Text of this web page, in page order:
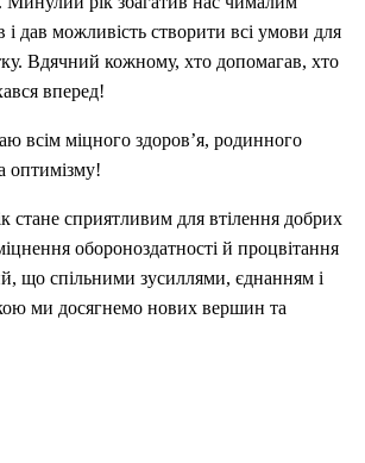
і дав можливість створити всі умови для
Вдячний кожному, хто допомагав, хто
вперед!
всім міцного здоров’я, родинного
оптимізму!
стане сприятливим для втілення добрих
обороноздатності й процвітання
що спільними зусиллями, єднанням і
ми досягнемо нових вершин та